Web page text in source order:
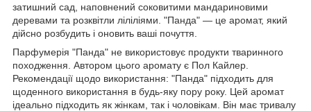
затишний сад, наповнений соковитими мандариновими
деревами та розквітли ліліліями. "Панда" — це аромат, який
дійсно розбудить і оновить ваші почуття.
Парфумерія "Панда" не використовує продукти тваринного
походження. Автором цього аромату є Пол Кайлер.
Рекомендації щодо використання: "Панда" підходить для
щоденного використання в будь-яку пору року. Цей аромат
ідеально підходить як жінкам, так і чоловікам. Він має тривалу